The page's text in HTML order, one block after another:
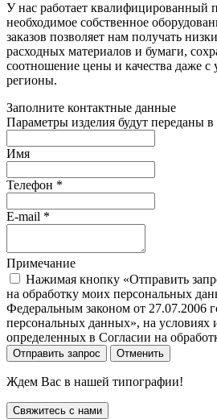
У нас работает квалифицированный
необходимое собственное
заказов позволяет нам получать
расходных материалов и бумаги,
соотношение цены и качества даже с
регионы.
Заполните контактные данные
Параметры изделия будут переданы
Имя
Телефон *
E-mail *
Примечание
Нажимая кнопку «Отправить
на обработку моих персональных
Федеральным законом от 27.07.2006
персональных данных», на условиях
определенных в Согласии на
Отправить запрос Отменить
Ждем Вас в нашей типографии!
Свяжитесь с нами